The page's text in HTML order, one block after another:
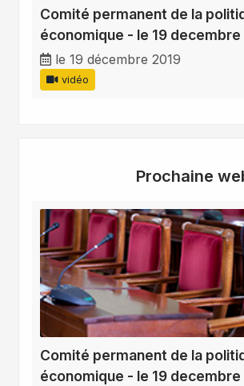
Comité permanent de la
économique - le 19 decembre
le 19 décembre 2019
vidéo
Prochaine
Comité permanent de la
économique - le 19 decembre